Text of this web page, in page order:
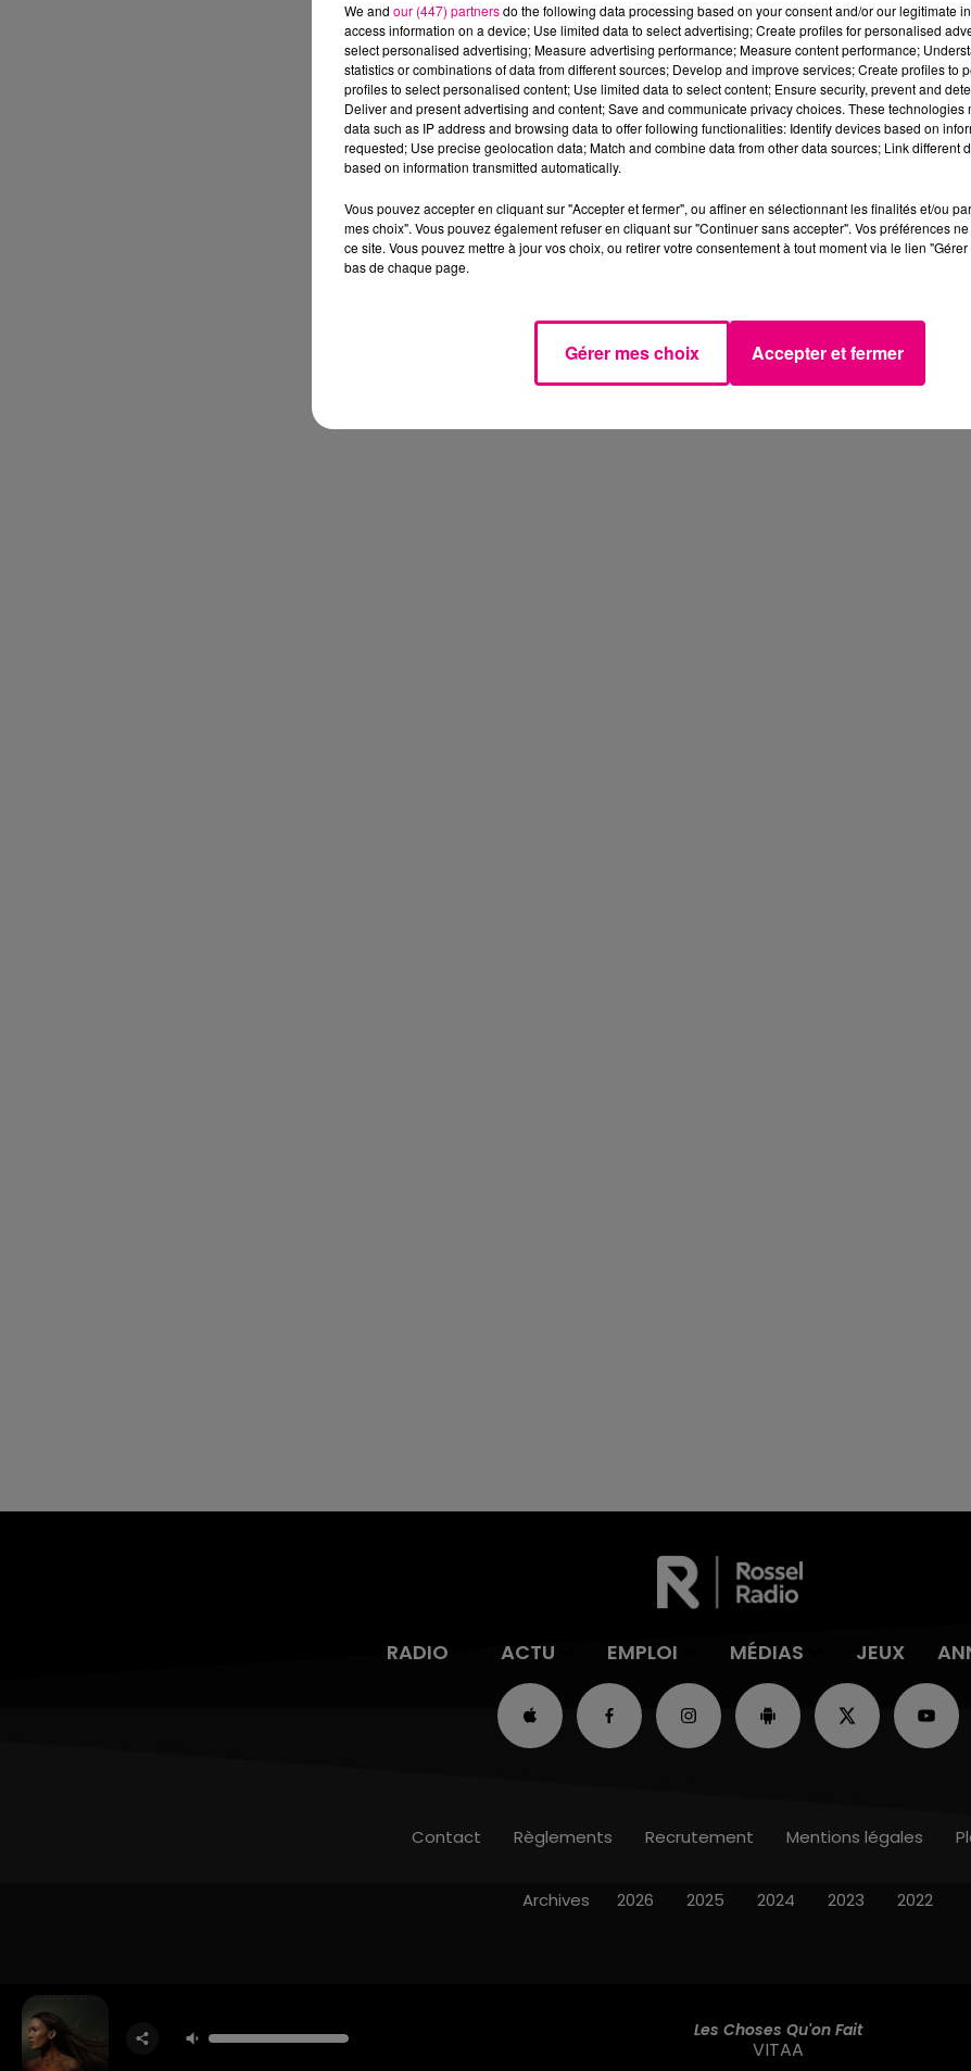
RADIO ACTU EMPLOI MÉDIAS JEUX
Les Choses Qu'on Fait
VITAA
Contact Règlements Recrutement Mentions légales
Archives 2026 2025 2024 2023 2022
We and our (447) partnersdo the following data processing based on your consent and/or our legitimate
access information on a device; Use limited data to select advertising; Create profiles for personalised
select personalised advertising; Measure advertising performance; Measure content performance;
statistics or combinations of data from different sources; Develop and improve services; Create profiles to
profiles to select personalised content; Use limited data to select content; Ensure security, prevent and
Deliver and present advertising and content; Save and communicate privacy choices. These technologies
data such as IP address and browsing data to offer following functionalities: Identify devices based on
requested; Use precise geolocation data; Match and combine data from other data sources; Link different
based on information transmitted automatically.
Vous pouvez accepter en cliquant sur "Accepter et fermer", ou affiner en sélectionnant les finalités et/ou
mes choix". Vous pouvez également refuser en cliquant sur "Continuer sans accepter". Vos préférences
ce site. Vous pouvez mettre à jour vos choix, ou retirer votre consentement à tout moment via le lien
bas de chaque page.
Gérer mes choix Accepter et fermer